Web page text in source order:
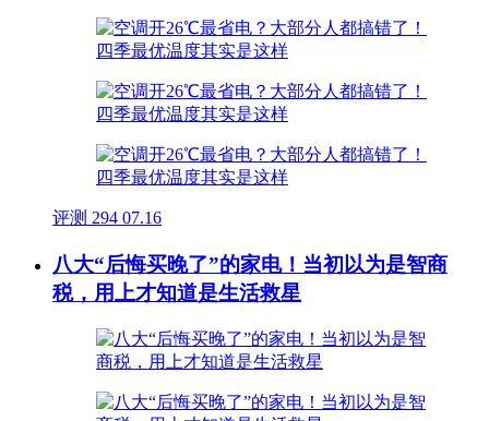
评测 294 07.16
八大“后悔买晚了”的家电！当初以为是智商
税，用上才知道是生活救星